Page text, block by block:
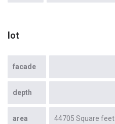
lot
facade
depth
area 44705 Square feet